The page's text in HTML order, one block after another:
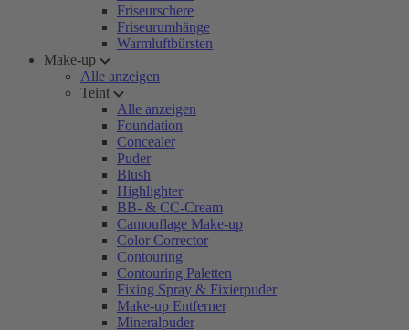
Friseurschere
Friseurumhänge
Warmluftbürsten
Make-up
Alle anzeigen
Teint
Alle anzeigen
Foundation
Concealer
Puder
Blush
Highlighter
BB- & CC-Cream
Camouflage Make-up
Color Corrector
Contouring
Contouring Paletten
Fixing Spray & Fixierpuder
Make-up Entferner
Mineralpuder